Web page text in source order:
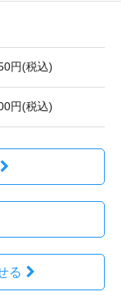
円(税込)
円(税込)
る